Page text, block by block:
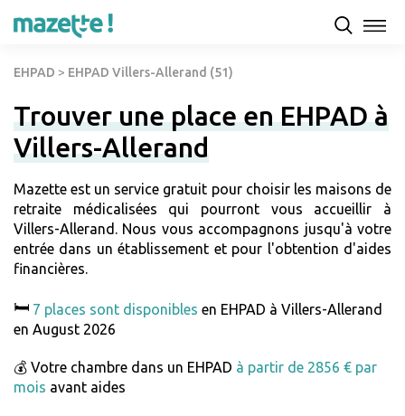
EHPAD > EHPAD Villers-Allerand (51)
Trouver une place en EHPAD à
Villers-Allerand
Mazette est un service gratuit pour choisir les maisons de
retraite médicalisées qui pourront vous accueillir à
Villers-Allerand. Nous vous accompagnons jusqu'à votre
entrée dans un établissement et pour l'obtention d'aides
financières.
🛏️ 7 places sont disponibles en EHPAD à Villers-Allerand
en August 2026
💰 Votre chambre dans un EHPAD à partir de 2856 € par
mois avant aides